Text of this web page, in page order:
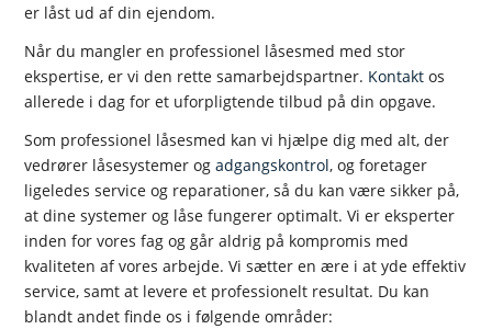
er låst ud af din ejendom.
Når du mangler en professionel låsesmed med stor
ekspertise, er vi den rette samarbejdspartner. Kontakt os
allerede i dag for et uforpligtende tilbud på din opgave.
Som professionel låsesmed kan vi hjælpe dig med alt, der
vedrører låsesystemer ogadgangskontrol, og foretager
ligeledes service og reparationer, så du kan være sikker på,
at dine systemer og låse fungerer optimalt. Vi er eksperter
inden for vores fag og går aldrig på kompromis med
kvaliteten af vores arbejde. Vi sætter en ære i at yde effektiv
service, samt at levere et professionelt resultat. Du kan
blandt andet finde os i følgende områder: